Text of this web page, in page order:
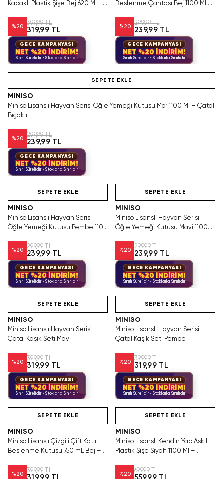
Kapaklı Plastik Şişe Bej 620 Ml –
%20
399,99 TL
319,99 TL
GECE KAMPANYASI
NET %20 İNDİRİM!
Sınırlı Sürelidir • Stoklarla Sınırlıdır
Beslenme Çantası Bej 1100 Ml –
%20
299,99 TL
239,99 TL
GECE KAMPANYASI
NET %20 İNDİRİM!
Sınırlı Sürelidir • Stoklarla Sınırlıdır
SEPETE EKLE
MINISO
Miniso Lisanslı Hayvan Serisi Öğle Yemeği Kutusu Mor 1100 Ml – Çatal
Bıçaklı
%20
299,99 TL
239,99 TL
GECE KAMPANYASI
NET %20 İNDİRİM!
Sınırlı Sürelidir • Stoklarla Sınırlıdır
SEPETE EKLE
MINISO
Miniso Lisanslı Hayvan Serisi
Öğle Yemeği Kutusu Pembe 1100
%20
299,99 TL
239,99 TL
GECE KAMPANYASI
NET %20 İNDİRİM!
Sınırlı Sürelidir • Stoklarla Sınırlıdır
SEPETE EKLE
MINISO
Miniso Lisanslı Hayvan Serisi
Öğle Yemeği Kutusu Mavi 1100
%20
299,99 TL
239,99 TL
GECE KAMPANYASI
NET %20 İNDİRİM!
Sınırlı Sürelidir • Stoklarla Sınırlıdır
SEPETE EKLE
MINISO
Miniso Lisanslı Hayvan Serisi
Çatal Kaşık Seti Mavi
%20
399,99 TL
319,99 TL
GECE KAMPANYASI
NET %20 İNDİRİM!
Sınırlı Sürelidir • Stoklarla Sınırlıdır
SEPETE EKLE
MINISO
Miniso Lisanslı Hayvan Serisi
Çatal Kaşık Seti Pembe
%20
399,99 TL
319,99 TL
GECE KAMPANYASI
NET %20 İNDİRİM!
Sınırlı Sürelidir • Stoklarla Sınırlıdır
SEPETE EKLE
MINISO
Miniso Lisanslı Çizgili Çift Katlı
Beslenme Kutusu 750 mL Bej –
%20
399,99 TL
319,99 TL
SEPETE EKLE
MINISO
Miniso Lisanslı Kendin Yap Askılı
Plastik Şişe Siyah 1100 Ml –
%20
699,99 TL
559,99 TL